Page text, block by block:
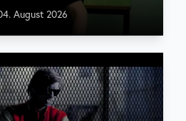
August 2026